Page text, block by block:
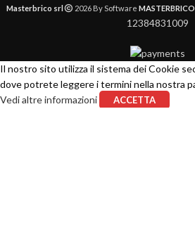
Masterbrico srl 2026 By Software
12384831009
Il nostro sito utilizza il sistema dei Cookie
dove potrete leggere i termini nella nostra
Vedi altre informazioni
ACCETTA